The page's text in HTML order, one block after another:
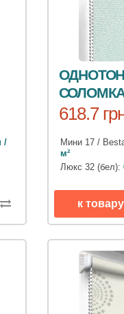
/
618.7
Мини 17 /
м²
Люкс 32 (бел):
к товару